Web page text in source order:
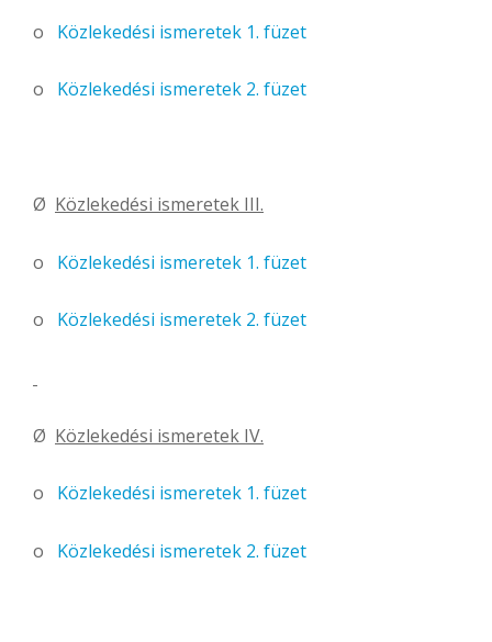
o Közlekedési ismeretek 1. füzet
o Közlekedési ismeretek 2. füzet
Ø Közlekedési ismeretek III.
o Közlekedési ismeretek 1. füzet
o Közlekedési ismeretek 2. füzet
Ø Közlekedési ismeretek IV.
o Közlekedési ismeretek 1. füzet
o Közlekedési ismeretek 2. füzet